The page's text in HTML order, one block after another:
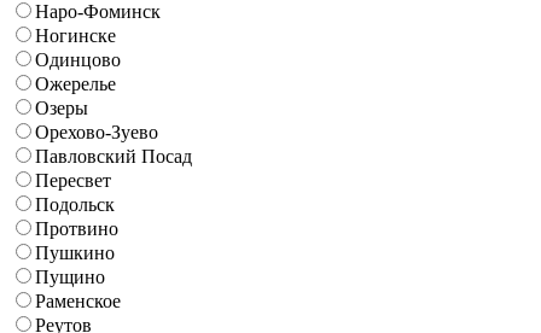
Наро-Фоминск
Ногинске
Одинцово
Ожерелье
Озеры
Орехово-Зуево
Павловский Посад
Пересвет
Подольск
Протвино
Пушкино
Пущино
Раменское
Реутов